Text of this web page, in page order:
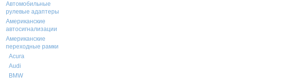
Автомобильные
рулевые адаптеры
Американские
автосигнализации
Американские
переходные рамки
Acura
Audi
BMW